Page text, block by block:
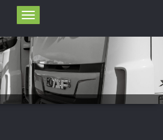
Toggle
navigation